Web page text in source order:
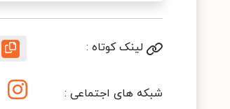
لینک کوتاه :
شبکه های اجتماعی :